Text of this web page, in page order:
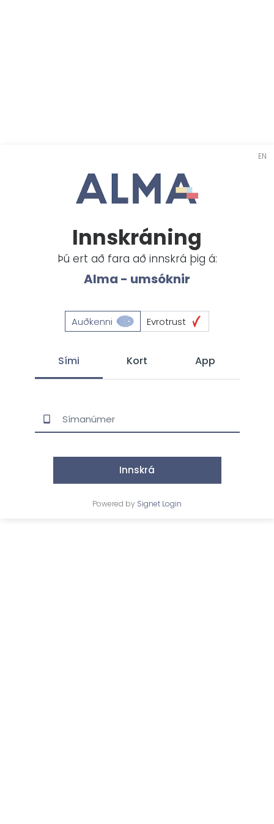
Innskráning
Þú ert að fara að innskrá þig á:
Alma - umsóknir
Auðkenni Evrotrust
Sími Kort App
Innskrá
Powered by Signet Login
EN